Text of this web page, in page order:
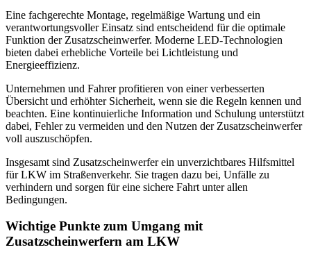
Eine fachgerechte Montage, regelmäßige Wartung und ein
verantwortungsvoller Einsatz sind entscheidend für die optimale
Funktion der Zusatzscheinwerfer. Moderne LED-Technologien
bieten dabei erhebliche Vorteile bei Lichtleistung und
Energieeffizienz.
Unternehmen und Fahrer profitieren von einer verbesserten
Übersicht und erhöhter Sicherheit, wenn sie die Regeln kennen und
beachten. Eine kontinuierliche Information und Schulung unterstützt
dabei, Fehler zu vermeiden und den Nutzen der Zusatzscheinwerfer
voll auszuschöpfen.
Insgesamt sind Zusatzscheinwerfer ein unverzichtbares Hilfsmittel
für LKW im Straßenverkehr. Sie tragen dazu bei, Unfälle zu
verhindern und sorgen für eine sichere Fahrt unter allen
Bedingungen.
Wichtige Punkte zum Umgang mit
Zusatzscheinwerfern am LKW